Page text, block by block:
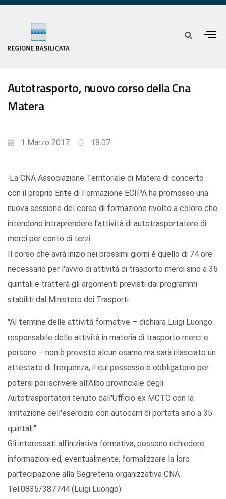
Autotrasporto, nuovo corso della Cna
Matera
1 Marzo 2017 18:07
La CNA Associazione Territoriale di Matera di concerto
con il proprio Ente di Formazione ECIPA ha promosso una
nuova sessione del corso di formazione rivolto a coloro che
intendono intraprendere l'attività di autotrasportatore di
merci per conto di terzi.
Il corso che avrà inizio nei prossimi giorni è quello di 74 ore
necessario per l'avvio di attività di trasporto merci sino a 35
quintali e tratterà gli argomenti previsti dai programmi
stabiliti dal Ministero dei Trasporti.
"Al termine delle attività formative – dichiara Luigi Luongo
responsabile delle attività in materia di trasporto merci e
persone – non è previsto alcun esame ma sarà rilasciato un
attestato di frequenza, il cui possesso è obbligatorio per
potersi poi iscrivere all'Albo provinciale degli
Autotrasportatori tenuto dall'Ufficio ex MCTC con la
limitazione dell'esercizio con autocarri di portata sino a 35
quintali."
Gli interessati all'iniziativa formativa, possono richiedere
informazioni ed, eventualmente, formalizzare la loro
partecipazione alla Segreteria organizzativa CNA
Tel.0835/387744 (Luigi Luongo).